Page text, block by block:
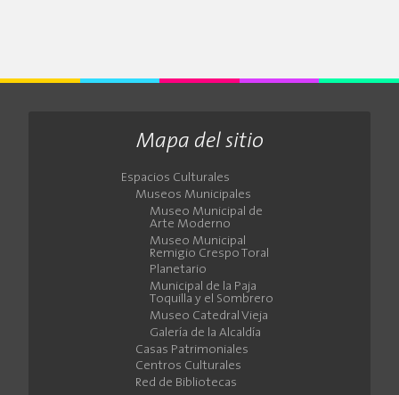
Mapa del sitio
Espacios Culturales
Museos Municipales
Museo Municipal de
Arte Moderno
Museo Municipal
Remigio Crespo Toral
Planetario
Municipal de la Paja
Toquilla y el Sombrero
Museo Catedral Vieja
Galería de la Alcaldía
Casas Patrimoniales
Centros Culturales
Red de Bibliotecas